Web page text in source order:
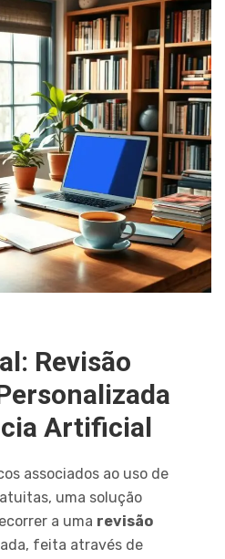
Revisão
Artificial
associados ao uso de
uma solução
a uma revisão
feita através de